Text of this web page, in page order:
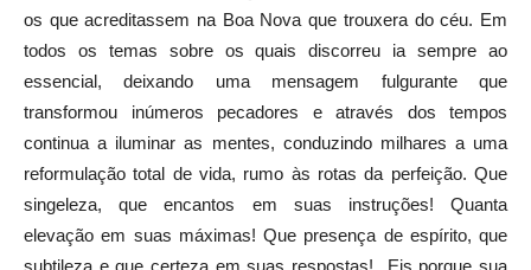
os que acreditassem na Boa Nova que trouxera do céu. Em
todos os temas sobre os quais discorreu ia sempre ao
essencial, deixando uma mensagem fulgurante que
transformou inúmeros pecadores e através dos tempos
continua a iluminar as mentes, conduzindo milhares a uma
reformulação total de vida, rumo às rotas da perfeição. Que
singeleza, que encantos em suas instruções! Quanta
elevação em suas máximas! Que presença de espírito, que
subtileza e que certeza em suas respostas! Eis porque sua